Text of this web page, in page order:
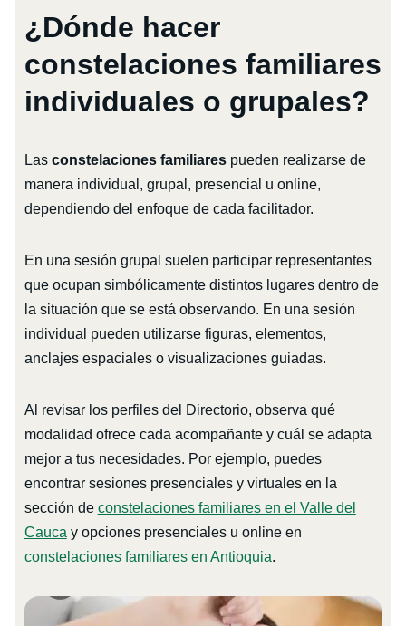
¿Dónde hacer
constelaciones familiares
individuales o grupales?
Las constelaciones familiarespueden realizarse de
manera individual, grupal, presencial u online,
dependiendo del enfoque de cada facilitador.
En una sesión grupal suelen participar representantes
que ocupan simbólicamente distintos lugares dentro de
la situación que se está observando. En una sesión
individual pueden utilizarse figuras, elementos,
anclajes espaciales o visualizaciones guiadas.
Al revisar los perfiles del Directorio, observa qué
modalidad ofrece cada acompañante y cuál se adapta
mejor a tus necesidades. Por ejemplo, puedes
encontrar sesiones presenciales y virtuales en la
sección de constelaciones familiares en el Valle del
Cauca y opciones presenciales u online en
constelaciones familiares en Antioquia.